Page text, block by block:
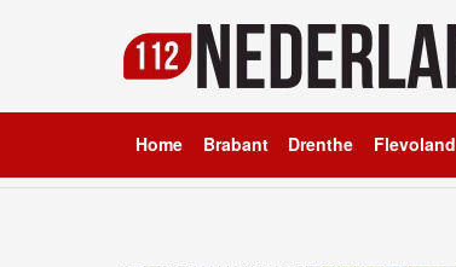
Home Brabant Drenthe Flevoland